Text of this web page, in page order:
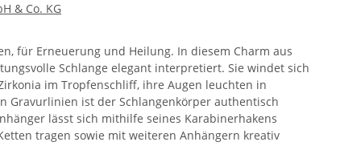
& Co. KG
für Erneuerung und Heilung. In diesem Charm aus
Schlange elegant interpretiert. Sie windet sich
im Tropfenschliff, ihre Augen leuchten in
Gravurlinien ist der Schlangenkörper authentisch
lässt sich mithilfe seines Karabinerhakens
tragen sowie mit weiteren Anhängern kreativ